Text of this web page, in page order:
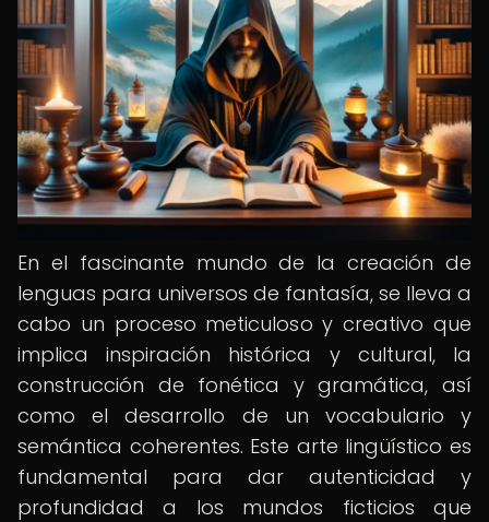
En el fascinante mundo de la creación de
lenguas para universos de fantasía, se lleva a
cabo un proceso meticuloso y creativo que
implica inspiración histórica y cultural, la
construcción de fonética y gramática, así
como el desarrollo de un vocabulario y
semántica coherentes. Este arte lingüístico es
fundamental para dar autenticidad y
profundidad a los mundos ficticios que